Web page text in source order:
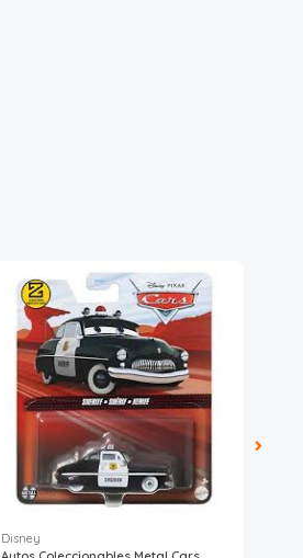
Disney